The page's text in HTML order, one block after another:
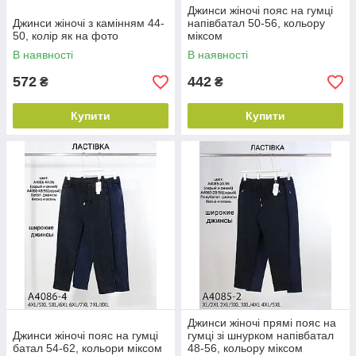
Джинси жіночі з камінням 44-
50, колір як на фото
В наявності
572 ₴
Купити
Джинси жіночі пояс на гумці
напівбатал 50-56, кольору
міксом
В наявності
442 ₴
Купити
Джинси жіночі пояс на гумці
батал 54-62, кольори міксом
Джинси жіночі прямі пояс на
гумці зі шнурком напівбатал
48-56, кольору міксом